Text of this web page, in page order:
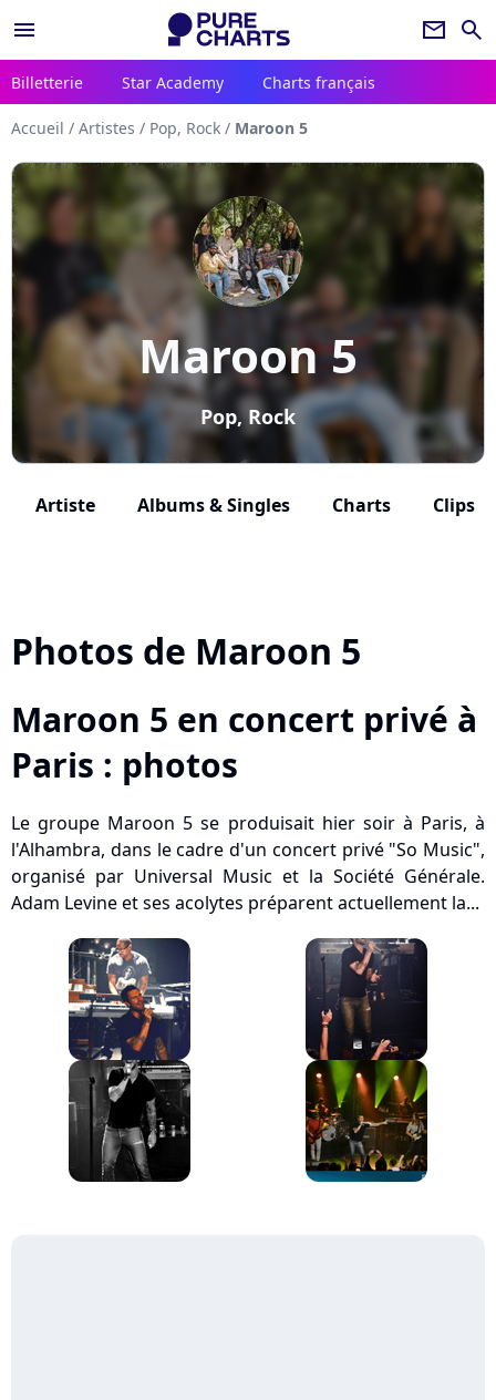
menu newsletter search
Billetterie Star Academy Charts français
Accueil / Artistes / Pop, Rock / Maroon 5
Maroon 5
Pop, Rock
Artiste Albums & Singles Charts Clips
Photos de Maroon 5
Maroon 5 en concert privé à
Paris : photos
Le groupe Maroon 5 se produisait hier soir à Paris, à
l'Alhambra, dans le cadre d'un concert privé "So Music",
organisé par Universal Music et la Société Générale.
Adam Levine et ses acolytes préparent actuellement la...